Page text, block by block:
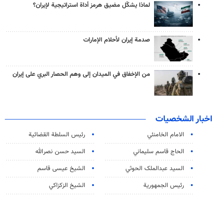
لماذا يشكّل مضيق هرمز أداة استراتيجية لإيران؟
صدمة إيران لأحلام الإمارات
من الإخفاق في الميدان إلى وهم الحصار البري على إيران
اخبار الشخصيات
الامام الخامنئي
رئیس السلطة القضائیة
الحاج قاسم سليماني
السيد حسن نصرالله
السید عبدالملک الحوثي
الشيخ عيسى قاسم
رئيس الجمهورية
الشيخ الزكزاكي